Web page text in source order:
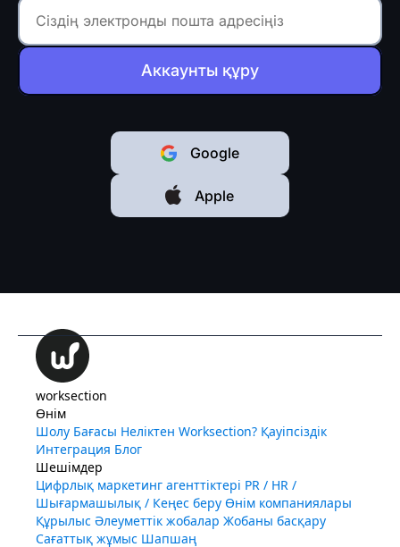
Аккаунты құру
Google
Apple
worksection
Өнім
Шолу Бағасы Неліктен Worksection? Қауіпсіздік
Интеграция Блог
Шешімдер
Цифрлық маркетинг агенттіктері PR / HR /
Шығармашылық / Кеңес беру Өнім компаниялары
Құрылыс Әлеуметтік жобалар Жобаны басқару
Сағаттық жұмыс Шапшаң